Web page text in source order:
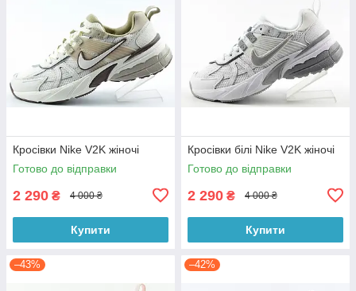
Кросівки Nike V2K жіночі
Готово до відправки
2 290 ₴ 4 000 ₴
Купити
Кросівки білі Nike V2K жіночі
Готово до відправки
2 290 ₴ 4 000 ₴
Купити
–43% –42%